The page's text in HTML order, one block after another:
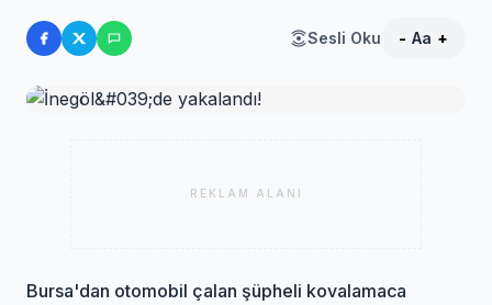
Sesli Oku - Aa +
REKLAM ALANI
Bursa'dan otomobil çalan şüpheli kovalamaca